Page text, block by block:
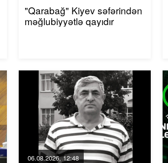
"Qarabağ" Kiyev səfərindən
məğlubiyyətlə qayıdır
06.08.2026, 12:48